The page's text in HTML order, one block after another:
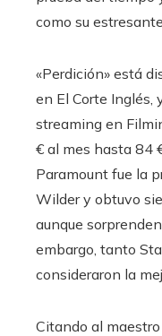
como su
«Perdición» está
en El Corte Inglés,
streaming en
€ al mes hasta 84
Paramount fue la
Wilder y obtuvo
aunque
embargo, tanto
consideraron la
Citando al